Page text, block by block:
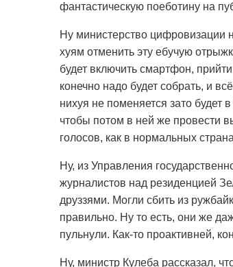
фантастическую поеботину на
Ну министерство цифровизации
хуям отменить эту ебучую
будет включить смартфон,
конечно надо будет собрать, и
нихуя не поменяется зато будет
чтобы потом в ней же провести
голосов, как в нормальных
Ну, из Управления
журналистов над резиденцией
друззями. Могли сбить из
правильно. Ну то есть, они же
пульнули. Как-то проактивней,
Ну, министр Кулеба рассказал,